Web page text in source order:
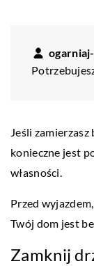
Jeśli zamierzasz
konieczne jest
własności.
Przed
Twój dom jest
Zamknij